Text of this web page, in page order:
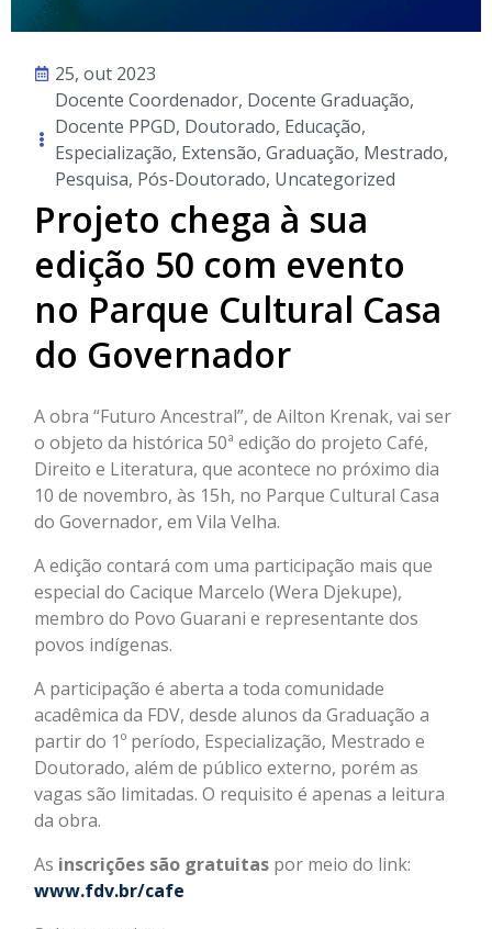
25, out 2023
Docente Coordenador, Docente Graduação,
Docente PPGD, Doutorado, Educação,
Especialização, Extensão,Graduação, Mestrado,
Pesquisa, Pós-Doutorado, Uncategorized
Projeto chega à sua
edição 50 com evento
no Parque Cultural Casa
do Governador
A obra “Futuro Ancestral”, de Ailton Krenak, vai ser
o objeto da histórica 50ª edição do projeto Café,
Direito e Literatura, que acontece no próximo dia
10 de novembro, às 15h, no Parque Cultural Casa
do Governador, em Vila Velha.
A edição contará com uma participação mais que
especial do Cacique Marcelo (Wera Djekupe),
membro do Povo Guarani e representante dos
povos indígenas.
A participação é aberta a toda comunidade
acadêmica da FDV, desde alunos da Graduação a
partir do 1º período, Especialização, Mestrado e
Doutorado, além de público externo, porém as
vagas são limitadas. O requisito é apenas a leitura
da obra.
As inscrições são gratuitas por meio do link:
www.fdv.br/cafe